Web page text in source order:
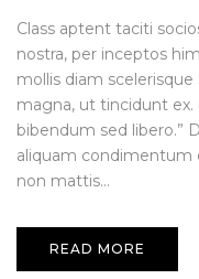
Class aptent taciti
nostra, per inceptos
mollis diam
magna, ut tincidunt ex.
bibendum sed libero.”
aliquam condimentum
non mattis...
READ MORE